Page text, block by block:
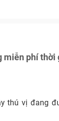
phí thời
thú vị đang